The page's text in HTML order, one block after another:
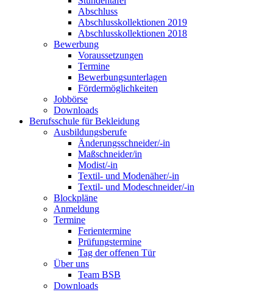
Abschluss
Abschlusskollektionen 2019
Abschlusskollektionen 2018
Bewerbung
Voraussetzungen
Termine
Bewerbungsunterlagen
Fördermöglichkeiten
Jobbörse
Downloads
Berufsschule für Bekleidung
Ausbildungsberufe
Änderungsschneider/-in
Maßschneider/in
Modist/-in
Textil- und Modenäher/-in
Textil- und Modeschneider/-in
Blockpläne
Anmeldung
Termine
Ferientermine
Prüfungstermine
Tag der offenen Tür
Über uns
Team BSB
Downloads